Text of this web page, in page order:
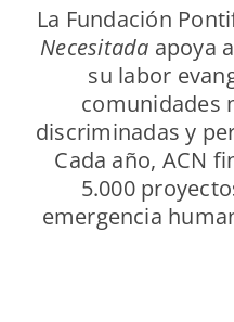
La Fundación
Necesitada apoya
su labor
comunidades
discriminadas y
Cada año, ACN
5.000
emergencia